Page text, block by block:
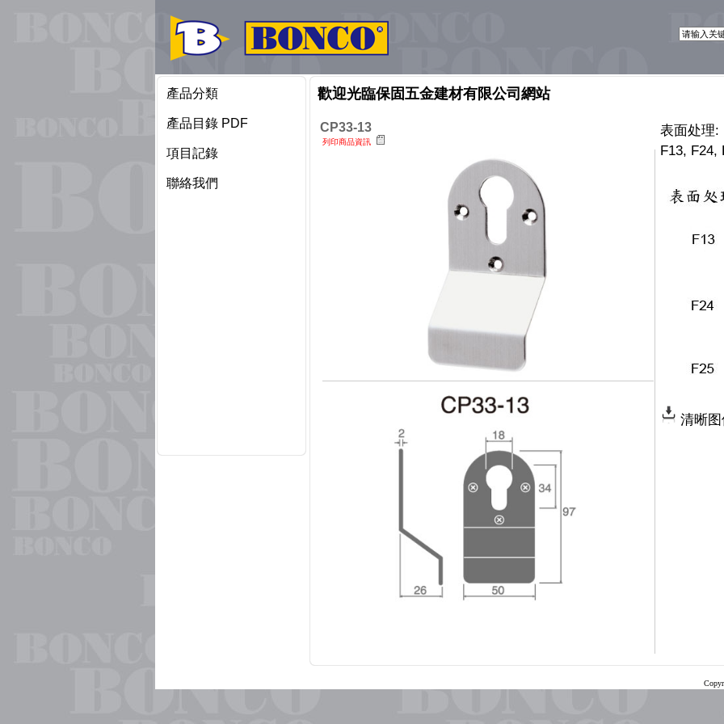
產品分類
產品目錄 PDF
項目記錄
聯絡我們
歡迎光臨保固五金建材有限公司網站
CP33-13
列印商品資訊
表面处理:
F13, F24,
清晰